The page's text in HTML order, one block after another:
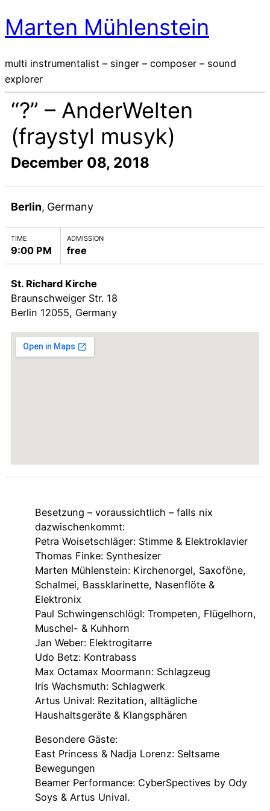
Marten Mühlenstein
multi instrumentalist – singer – composer – sound
explorer
“?” – AnderWelten
(fraystyl musyk)
December 08, 2018
Berlin, Germany
TIME
9:00 PM
ADMISSION
free
St. Richard Kirche
Braunschweiger Str. 18
Berlin 12055, Germany
Besetzung – voraussichtlich – falls nix
dazwischenkommt:
Petra Woisetschläger: Stimme & Elektroklavier
Thomas Finke: Synthesizer
Marten Mühlenstein: Kirchenorgel, Saxoföne,
Schalmei, Bassklarinette, Nasenflöte &
Elektronix
Paul Schwingenschlögl: Trompeten, Flügelhorn,
Muschel- & Kuhhorn
Jan Weber: Elektrogitarre
Udo Betz: Kontrabass
Max Octamax Moormann: Schlagzeug
Iris Wachsmuth: Schlagwerk
Artus Unival: Rezitation, alltägliche
Haushaltsgeräte & Klangsphären
Besondere Gäste:
East Princess & Nadja Lorenz: Seltsame
Bewegungen
Beamer Performance: CyberSpectives by Ody
Soys & Artus Unival.